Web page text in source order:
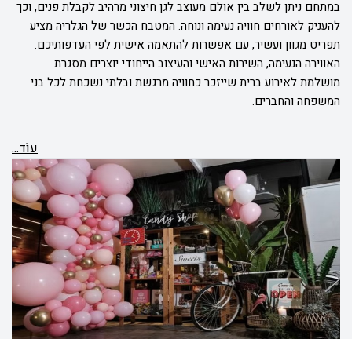
במתחם ניתן לשלב בין אולם מעוצב לגן חיצוני מרהיב לקבלת פנים, וכך
להעניק לאורחים חוויה נעימה ונוחה. המטבח הכשר של הגלריה מציע
תפריט מגוון ועשיר, עם אפשרות להתאמה אישית לפי העדפותיכם.
האווירה הנעימה, השירות האישי והעיצוב הייחודי יוצרים מסגרת
מושלמת לאירוע ברית שייזכר כחוויה מרגשת ובלתי נשכחת לכל בני
המשפחה והחברים.
עוֹד...